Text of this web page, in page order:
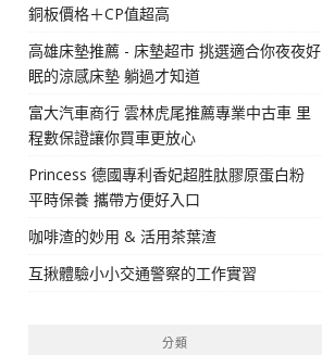
銅板價格＋CP值超高
高雄床墊推薦 - 床墊超市 挑選適合你夜夜好
眠的涼感床墊 躺過才知道
富大汽車商行 雲林虎尾推薦專業中古車 里
程數保證讓你買車更放心
Princess 德國專利香妃超胜肽膠原蛋白粉
平時保養 攜帶方便好入口
咖啡渣的妙用 & 活用茶葉渣
互揪體驗小小交通警察的工作實習
分類